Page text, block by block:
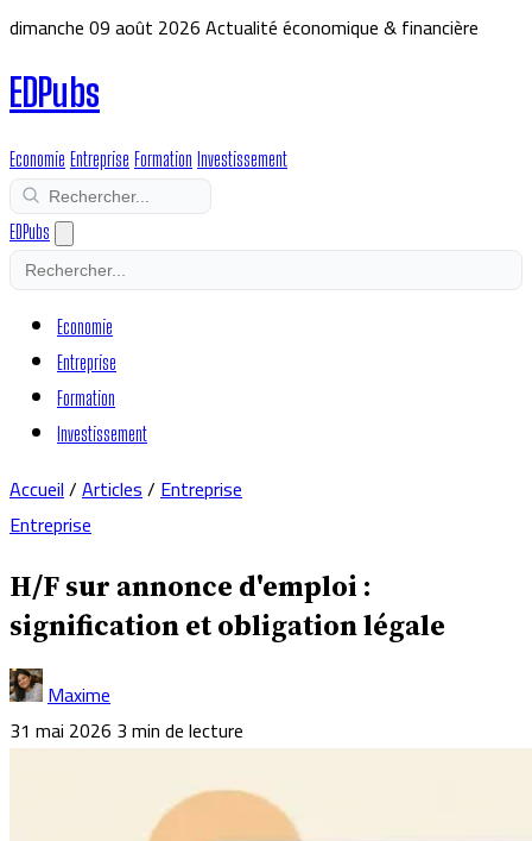
dimanche 09 août 2026Actualité économique & financière
EDPubs
Economie Entreprise Formation Investissement
EDPubs
Economie
Entreprise
Formation
Investissement
Accueil/Articles/Entreprise
Entreprise
H/F sur annonce d'emploi :
signification et obligation légale
Maxime
31 mai 2026 3 min de lecture